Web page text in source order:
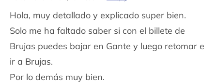
Hola, muy detallado y explicado super bien.
Solo me ha faltado saber si con el billete de
Brujas puedes bajar en Gante y luego retomar e
ir a Brujas.
Por lo demás muy bien.